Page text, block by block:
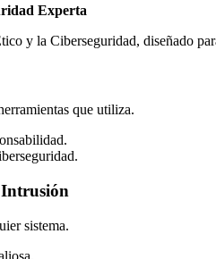
Experta
y la Ciberseguridad, diseñado
que utiliza.
sistema.